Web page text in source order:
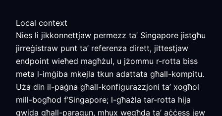
Local context
Nies li jikkonnettjaw permezz ta’ Singapore jistgħu
jirreġistraw punt ta’ referenza dirett, jittestjaw
endpoint wieħed magħżul, u jżommu r-rotta biss
meta l-imġiba mkejla tkun adattata għall-kompitu.
Uża din il-paġna għall-konfigurazzjoni ta’ xogħol
mill-bogħod f’Singapore; l-għażla tar-rotta hija
gwida għall-paragun, mhux wegħda ta’ aċċess jew